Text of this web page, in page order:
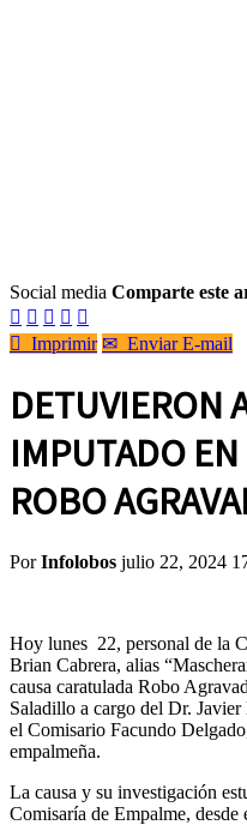
Social media Comparte este
    
 Imprimir ✉ Enviar E-mail
DETUVIERON
IMPUTADO
ROBO
PorInfolobos julio 22, 2024
Hoy lunes 22, personal de la
Brian Cabrera, alias
causa caratulada Robo
Saladillo a cargo del Dr.
el Comisario Facundo
empalmeña.
La causa y su investigación
Comisaría de Empalme, desde